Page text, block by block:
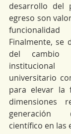
desarrollo del
egreso son
funcionalidad
Finalmente, se
del cambio
universitario
para elevar la
dimensiones
generación
científico en las